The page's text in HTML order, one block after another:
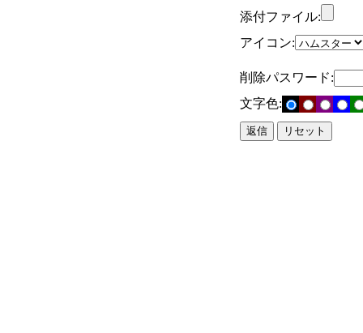
添付ファイル:
アイコン:
削除パスワード:
文字色: